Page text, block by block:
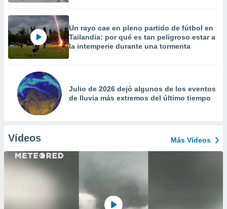
Un rayo cae en pleno partido de fútbol en
Tailandia: por qué es tan peligroso estar a
la intemperie durante una tormenta
Julio de 2026 dejó algunos de los eventos
de lluvia más extremos del último tiempo
Vídeos Más Vídeos